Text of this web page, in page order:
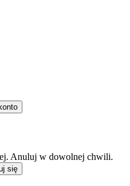
Anuluj w dowolnej chwili.
się